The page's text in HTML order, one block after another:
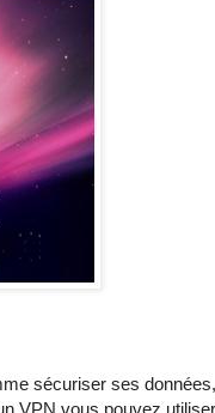
sécuriser ses